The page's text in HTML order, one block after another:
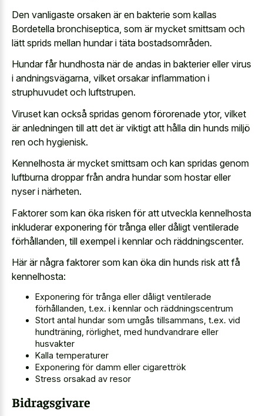
Den vanligaste orsaken är en bakterie som kallas
Bordetella bronchiseptica, som är mycket smittsam och
lätt sprids mellan hundar i täta bostadsområden.
Hundar får hundhosta när de andas in bakterier eller virus
i andningsvägarna, vilket orsakar inflammation i
struphuvudet och luftstrupen.
Viruset kan också spridas genom förorenade ytor, vilket
är anledningen till att det är viktigt att hålla din hunds miljö
ren och hygienisk.
Kennelhosta är mycket smittsam och kan spridas genom
luftburna droppar från andra hundar som hostar eller
nyser i närheten.
Faktorer som kan öka risken för att utveckla kennelhosta
inkluderar exponering för trånga eller dåligt ventilerade
förhållanden, till exempel i kennlar och räddningscenter.
Här är några faktorer som kan öka din hunds risk att få
kennelhosta:
Exponering för trånga eller dåligt ventilerade
förhållanden, t.ex. i kennlar och räddningscentrum
Stort antal hundar som umgås tillsammans, t.ex. vid
hundträning, rörlighet, med hundvandrare eller
husvakter
Kalla temperaturer
Exponering för damm eller cigarettrök
Stress orsakad av resor
Bidragsgivare